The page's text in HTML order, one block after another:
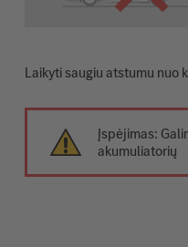
Laikyti saugiu atstumu nuo
Įspėjimas:
akumuliatorių